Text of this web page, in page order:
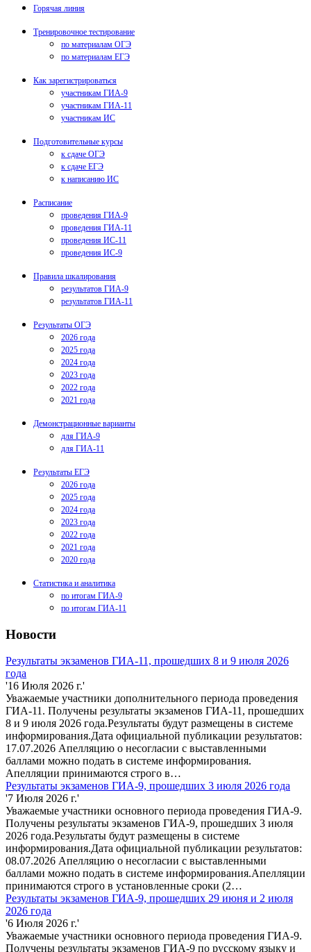
Горячая линия
Тренировочное тестирование
по материалам ОГЭ
по материалам ЕГЭ
Как зарегистрироваться
участникам ГИА-9
участникам ГИА-11
участникам ИС
Подготовительные курсы
к сдаче ОГЭ
к сдаче ЕГЭ
к написанию ИС
Расписание
проведения ГИА-9
проведения ГИА-11
проведения ИС-11
проведения ИС-9
Правила шкалирования
результатов ГИА-9
результатов ГИА-11
Результаты ОГЭ
2026 года
2025 года
2024 года
2023 года
2022 года
2021 года
Демонстрационные варианты
для ГИА-9
для ГИА-11
Результаты ЕГЭ
2026 года
2025 года
2024 года
2023 года
2022 года
2021 года
2020 года
Статистика и аналитика
по итогам ГИА-9
по итогам ГИА-11
Новости
Результаты экзаменов ГИА-11, прошедших 8 и 9 июля 2026
года
'16 Июля 2026 г.'
Уважаемые участники дополнительного периода проведения
ГИА-11. Получены результаты экзаменов ГИА-11, прошедших
8 и 9 июля 2026 года.Результаты будут размещены в системе
информирования.Дата официальной публикации результатов:
17.07.2026 Апелляцию о несогласии с выставленными
баллами можно подать в системе информирования.
Апелляции принимаются строго в…
Результаты экзаменов ГИА-9, прошедших 3 июля 2026 года
'7 Июля 2026 г.'
Уважаемые участники основного периода проведения ГИА-9.
Получены результаты экзаменов ГИА-9, прошедших 3 июля
2026 года.Результаты будут размещены в системе
информирования.Дата официальной публикации результатов:
08.07.2026 Апелляцию о несогласии с выставленными
баллами можно подать в системе информирования.Апелляции
принимаются строго в установленные сроки (2…
Результаты экзаменов ГИА-9, прошедших 29 июня и 2 июля
2026 года
'6 Июля 2026 г.'
Уважаемые участники основного периода проведения ГИА-9.
Получены результаты экзаменов ГИА-9 по русскому языку и